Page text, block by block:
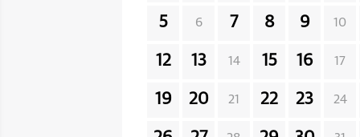
5 6 7 8 9 10
12 13 14 15 16 17
19 20 21 22 23 24